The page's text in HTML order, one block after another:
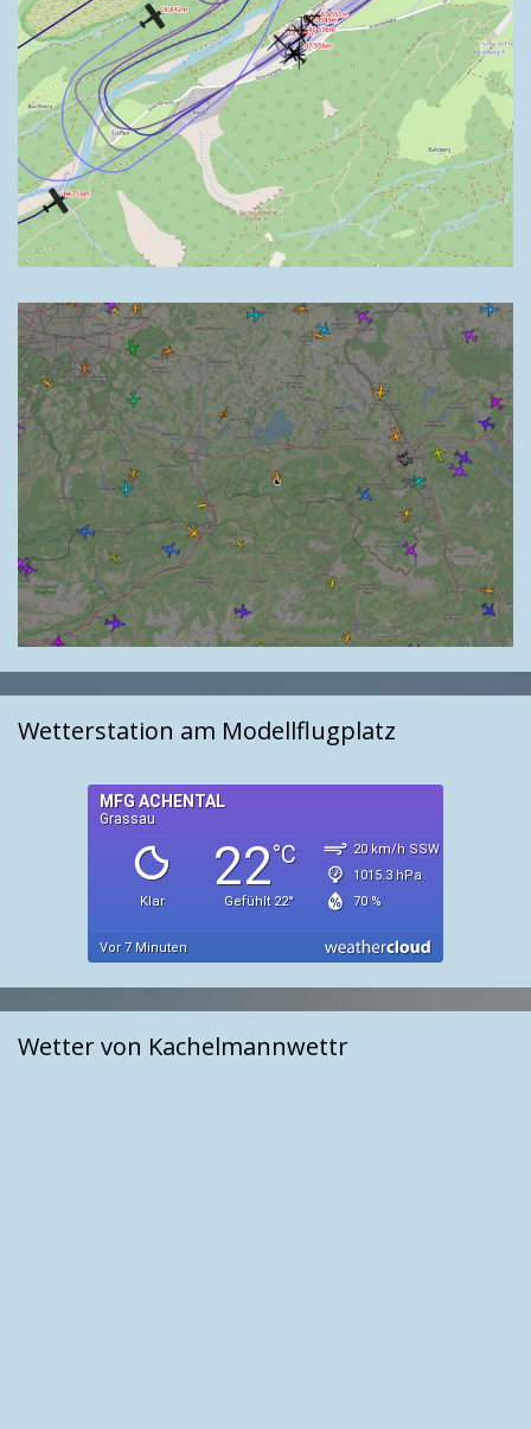
Wetterstation am Modellflugplatz
Wetter von Kachelmannwettr